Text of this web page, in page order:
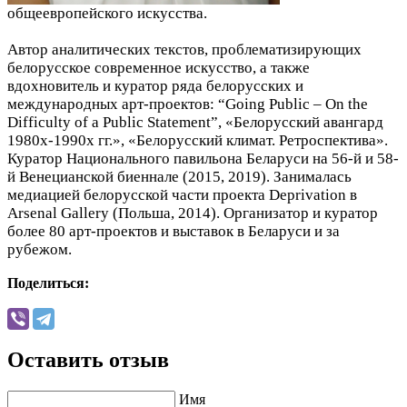
общеевропейского искусства.
Автор аналитических текстов, проблематизирующих
белорусское современное искусство, а также
вдохновитель и куратор ряда белорусских и
международных арт-проектов: “Going Public – On the
Difficulty of a Public Statement”, «Белорусский авангард
1980х-1990х гг.», «Белорусский климат. Ретроспектива».
Куратор Национального павильона Беларуси на 56-й и 58-
й Венецианской биеннале (2015, 2019). Занималась
медиацией белорусской части проекта Deprivation в
Arsenal Gallery (Польша, 2014). Организатор и куратор
более 80 арт-проектов и выставок в Беларуси и за
рубежом.
Поделиться:
Оставить отзыв
Имя